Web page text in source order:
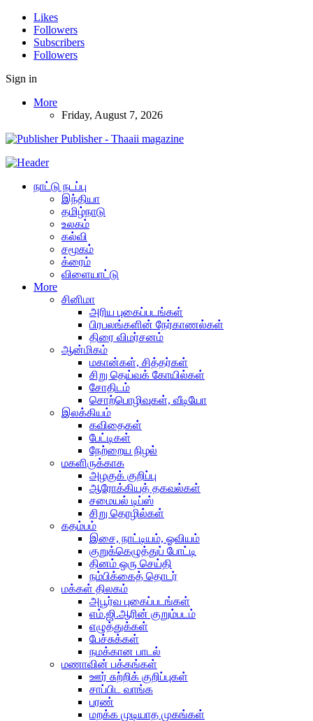
Likes
Followers
Subscribers
Followers
Sign in
More
Friday, August 7, 2026
Publisher - Thaaii magazine
நாட்டு நடப்பு
இந்தியா
தமிழ்நாடு
உலகம்
கல்வி
சமூகம்
க்ரைம்
விளையாட்டு
More
சினிமா
அரிய புகைப்படங்கள்
பிரபலங்களின் நேர்காணல்கள்
திரை விமர்சனம்
ஆன்மிகம்
மகான்கள், சித்தர்கள்
சிறு தெய்வக் கோயில்கள்
சோதிடம்
சொற்பொழிவுகள், வீடியோ
இலக்கியம்
கவிதைகள்
பேட்டிகள்
நேற்றைய நிழல்
மகளிருக்காக
அழகுக் குறிப்பு
ஆரோக்கியத் தகவல்கள்
சமையல் டிப்ஸ்
சிறு தொழில்கள்
கதம்பம்
இசை, நாட்டியம், ஓவியம்
குறுக்கெழுத்துப் போட்டி
தினம் ஒரு செய்தி
நம்பிக்கைத் தொடர்
மக்கள் திலகம்
அபூர்வ புகைப்படங்கள்
எம்.ஜி.ஆரின் குறும்படம்
எழுத்துக்கள்
பேச்சுக்கள்
நமக்கான பாடல்
மணாவின் பக்கங்கள்
ஊர் சுற்றிக் குறிப்புகள்
சாப்பிட வாங்க
பரண்
மறக்க முடியாத முகங்கள்